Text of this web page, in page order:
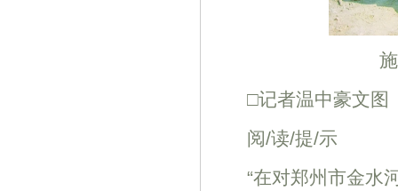
□记者温中豪文图
阅/读/提/示
“在对郑州市金水河